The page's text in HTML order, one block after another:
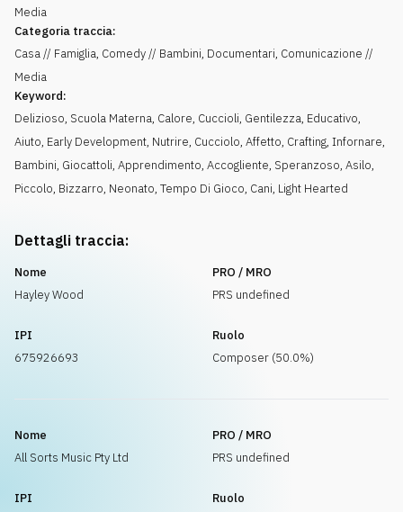
Media
Categoria traccia:
Casa // Famiglia, Comedy // Bambini, Documentari, Comunicazione //
Media
Keyword:
Delizioso, Scuola Materna, Calore, Cuccioli, Gentilezza, Educativo,
Aiuto, Early Development, Nutrire, Cucciolo, Affetto, Crafting, Infornare,
Bambini, Giocattoli, Apprendimento, Accogliente, Speranzoso, Asilo,
Piccolo, Bizzarro, Neonato, Tempo Di Gioco, Cani, Light Hearted
Dettagli traccia:
Nome
Hayley Wood
PRO / MRO
PRS undefined
IPI
675926693
Ruolo
Composer (50.0%)
Nome
All Sorts Music Pty Ltd
PRO / MRO
PRS undefined
IPI
Ruolo